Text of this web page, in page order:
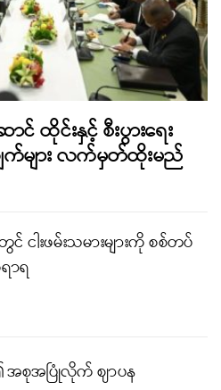
င် ထိုင်းနှင့် စီးပွားရေး
များ လက်မှတ်ထိုးမည်
ါးဖမ်းသမားများကို စစ်တပ်
ာရ
၏ အစုအပြုံလိုက် ဈာပန